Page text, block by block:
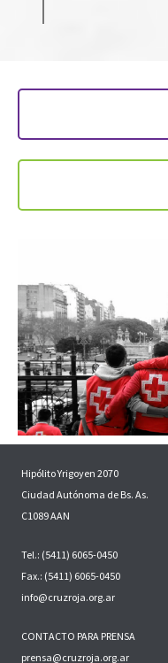
Hipólito Yrigoyen 2070
Ciudad Autónoma de Bs. As.
C1089 AAN
Tel.: (5411) 6065-0450
Fax.: (5411) 6065-0450
info@cruzroja.org.ar
CONTACTO PARA PRENSA
prensa@cruzroja.org.ar